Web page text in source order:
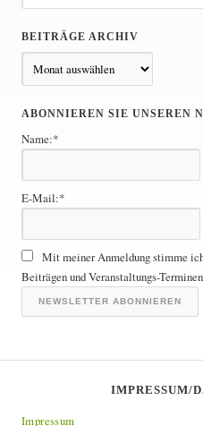
BEITRÄGE ARCHIV
e
t
r
g
e
r
c
h
v
ABONNIEREN SIE UNSEREN
Name:*
E-Mail:*
Mit meiner Anmeldung stimme
Beiträgen und Veranstaltungs-
IMPRESSUM/
Impressum